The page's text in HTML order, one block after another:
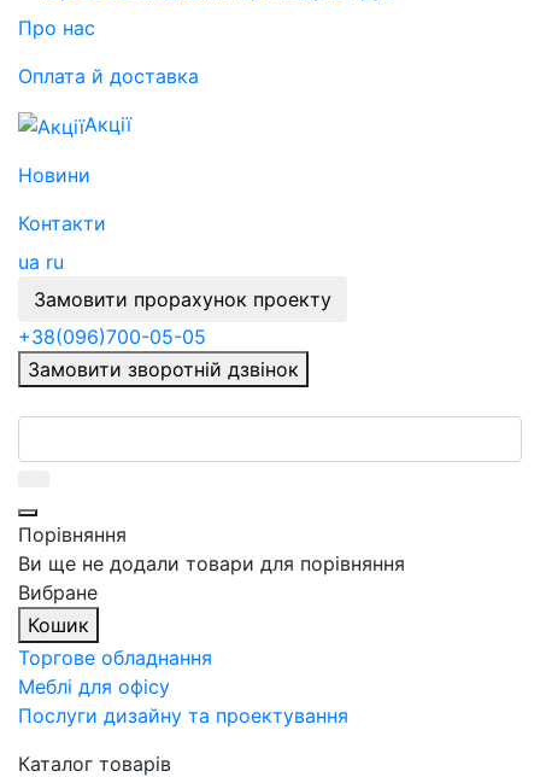
Про нас
Оплата й доставка
Акції
Новини
Контакти
ua ru
Замовити прорахунок проекту
+38(096)700-05-05
Замовити зворотній дзвінок
Порівняння
Ви ще не додали товари для порівняння
Вибране
Кошик
Торгове обладнання
Меблі для офісу
Послуги дизайну та проектування
Каталог товарів